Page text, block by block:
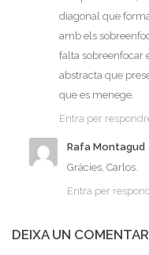
diagonal que
amb els
falta sobreenfocar
abstracta que
que es menege.
Entra per
Rafa Montagud
Gràcies, Carlos.
Entra per
DEIXA UN